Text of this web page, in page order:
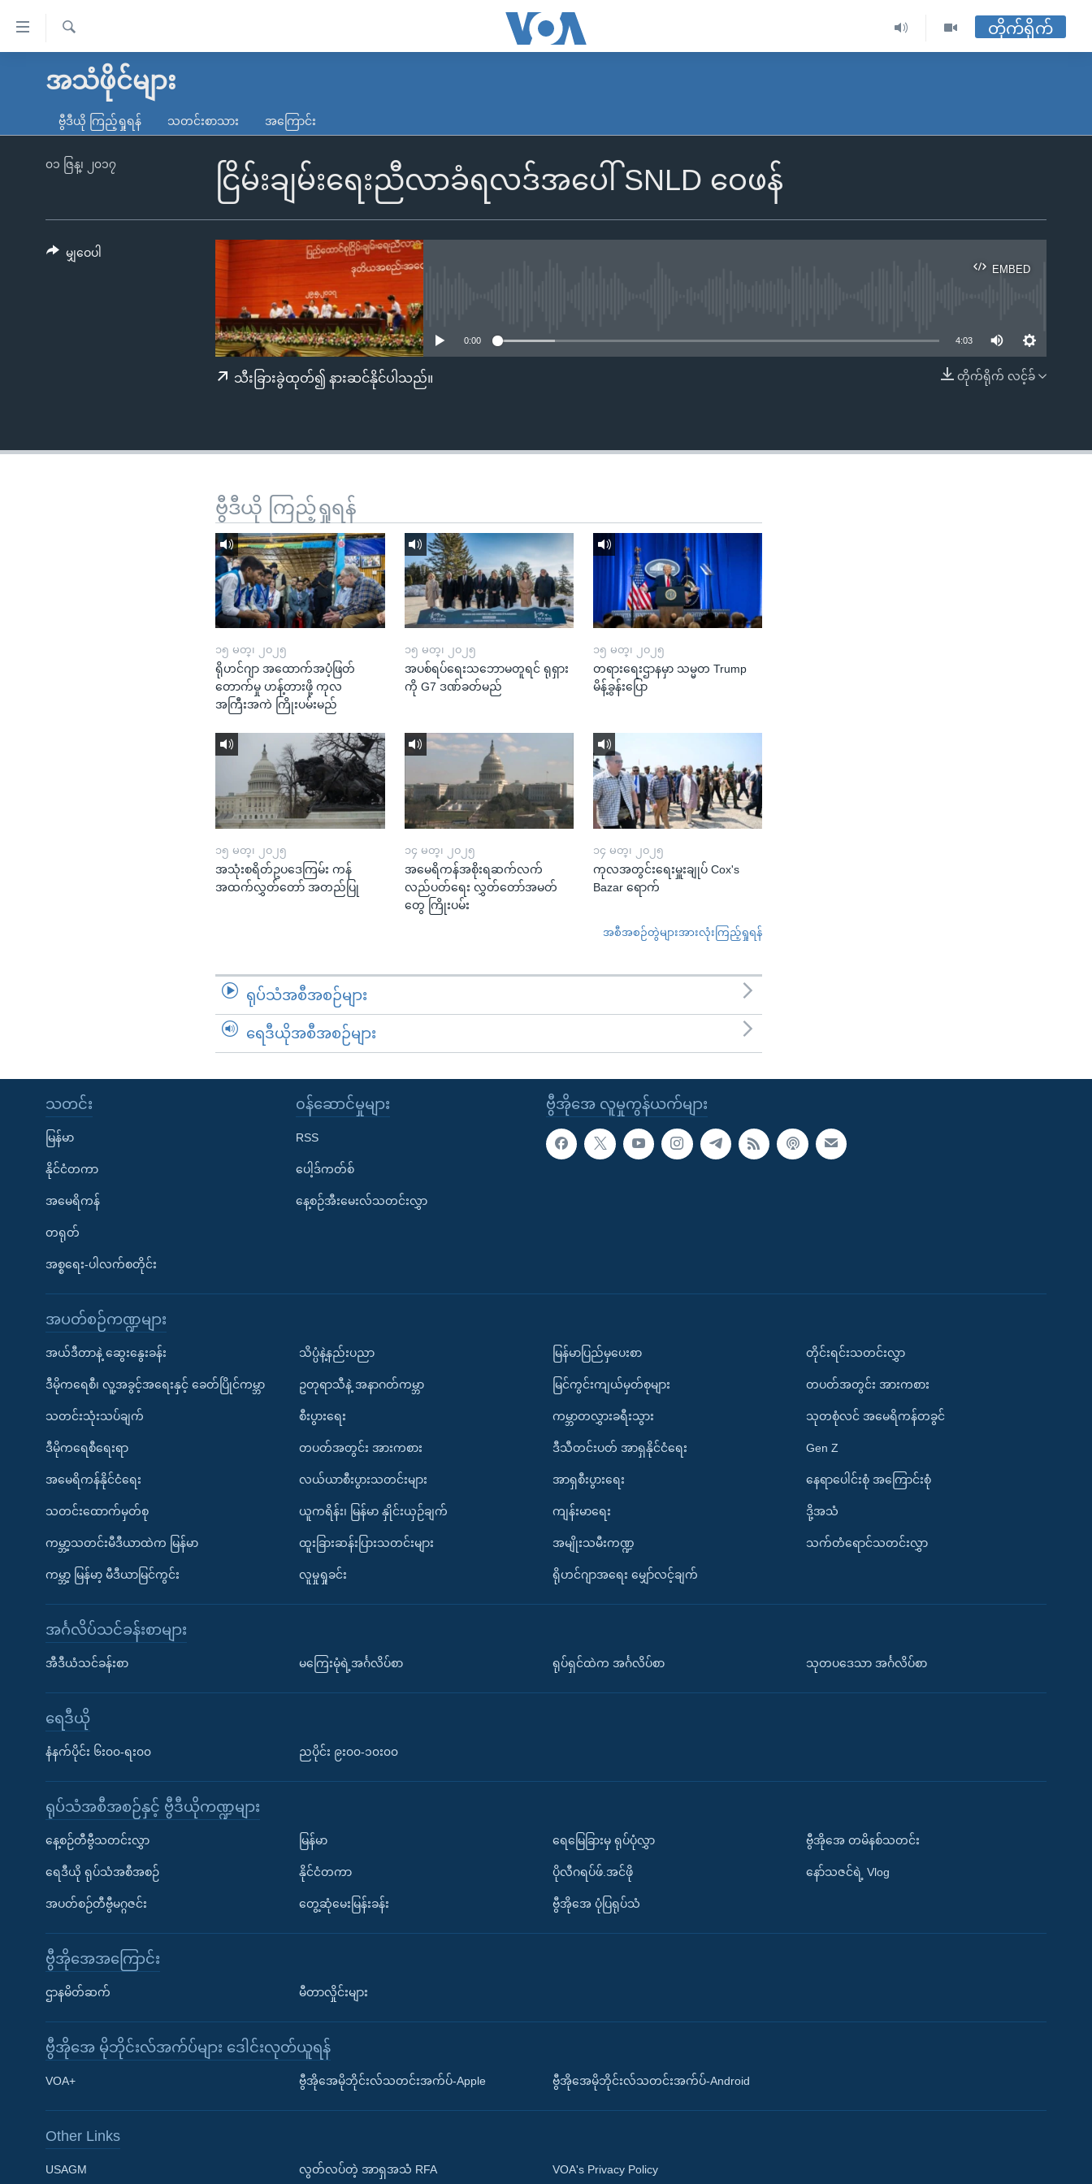
လွယ်ကူ
သည့်
ကျော်
မူလစာမျက်နှာ
ကမ္ဘာ့သတင်းများ
နိုင်ငံတကာ
တရုတ်
အစ္စရေး-ပါလက်စတိုင်း
ရပ်ဝန်းတခု လမ်းတခု အလွန်
အင်္ဂလိပ်စာလေ့လာမယ်
Learning English
ရ
တိုက်ရိုက်
အသံဖိုင်များ
ဗွီဒီယို ကြည့်ရှုရန် သတင်းစာသား အကြောင်း
ငြိမ်းချမ်းရေးညီလာခံရလဒ်အပေါ် SNLD ဝေဖန်
၀၁ ဇြန္၊ ၂၀၁၇
EMBED
EMBED
0:00 4:03
တိုက်ရိုက် လင့်ခ်
သီးခြားခွဲထုတ်၍ နားဆင်နိုင်ပါသည်။
မျှဝေပါ
ဗွီဒီယို ကြည့်ရှုရန်
၁၅ မတ္၊ ၂၀၂၅
ရိုဟင်ဂျာ အထောက်အပံ့ဖြတ်
တောက်မှု ဟန့်တားဖို့ ကုလ
အကြီးအကဲ ကြိုးပမ်းမည်
၁၅ မတ္၊ ၂၀၂၅
အပစ်ရပ်ရေးသဘောမတူရင် ရုရှား
ကို G7 ဒဏ်ခတ်မည်
၁၅ မတ္၊ ၂၀၂၅
တရားရေးဌာနမှာ သမ္မတ Trump
မိန့်ခွန်းပြော
၁၅ မတ္၊ ၂၀၂၅
အသုံးစရိတ်ဥပဒေကြမ်း ကန်
အထက်လွှတ်တော် အတည်ပြု
၁၄ မတ္၊ ၂၀၂၅
အမေရိကန်အစိုးရဆက်လက်
လည်ပတ်ရေး လွှတ်တော်အမတ်
တွေ ကြိုးပမ်း
၁၄ မတ္၊ ၂၀၂၅
ကုလအတွင်းရေးမှူးချုပ် Cox's
Bazar ရောက်
အစီအစဉ်တွဲများအားလုံးကြည့်ရှုရန်
ရုပ်သံအစီအစဉ်များ
ရေဒီယိုအစီအစဉ်များ
ဗွီအိုအေ လူမှုကွန်ယက်များ
သတင်း
မြန်မာ
နိုင်ငံတကာ
အမေရိကန်
တရုတ်
အစ္စရေး-ပါလက်စတိုင်း
၀န်ဆောင်မှုများ
RSS
ပေါ့ဒ်ကတ်စ်
နေ့စဉ်အီးမေးလ်သတင်းလွှာ
အပတ်စဉ်ကဏ္ဍများ
အယ်ဒီတာနဲ့ ဆွေးနွေးခန်း
ဒီမိုကရေစီ၊ လူ့အခွင့်အရေးနှင့် ခေတ်ပြိုင်ကမ္ဘာ
သတင်းသုံးသပ်ချက်
ဒီမိုကရေစီရေးရာ
အမေရိကန်နိုင်ငံရေး
သတင်းထောက်မှတ်စု
ကမ္ဘာ့သတင်းမီဒီယာထဲက မြန်မာ
ကမ္ဘာ့ မြန်မာ့ မီဒီယာမြင်ကွင်း
သိပ္ပံနဲ့နည်းပညာ
ဥတုရာသီနဲ့ အနာဂတ်ကမ္ဘာ
စီးပွားရေး
တပတ်အတွင်း အားကစား
လယ်ယာစီးပွားသတင်းများ
ယူကရိန်း၊ မြန်မာ နှိုင်းယှဉ်ချက်
ထူးခြားဆန်းပြားသတင်းများ
လူမှုရှုခင်း
မြန်မာပြည်မှပေးစာ
မြင်ကွင်းကျယ်မှတ်စုများ
ကမ္ဘာတလွှားခရီးသွား
ဒီသီတင်းပတ် အာရှနိုင်ငံရေး
အာရှစီးပွားရေး
ကျန်းမာရေး
အမျိုးသမီးကဏ္ဍ
ရိုဟင်ဂျာအရေး မျှော်လင့်ချက်
တိုင်းရင်းသတင်းလွှာ
တပတ်အတွင်း အားကစား
သုတစုံလင် အမေရိကန်တခွင်
Gen Z
နေရာပေါင်းစုံ အကြောင်းစုံ
ဒို့အသံ
သက်တံရောင်သတင်းလွှာ
အင်္ဂလိပ်သင်ခန်းစာများ
အီဒီယံသင်ခန်းစာ မကြေးမုံရဲ့အင်္ဂလိပ်စာ ရုပ်ရှင်ထဲက အင်္ဂလိပ်စာ သုတပဒေသာ အင်္ဂလိပ်စာ
ရေဒီယို
နံနက်ပိုင်း ၆း၀၀-ရး၀၀ ညပိုင်း ၉း၀၀-၁၀း၀၀
ရုပ်သံအစီအစဉ်နှင့် ဗွီဒီယိုကဏ္ဍများ
နေ့စဉ်တီဗွီသတင်းလွှာ
ရေဒီယို ရုပ်သံအစီအစဉ်
အပတ်စဉ်တီဗွီမဂ္ဂဇင်း
မြန်မာ
နိုင်ငံတကာ
တွေ့ဆုံမေးမြန်းခန်း
ရေမြေခြားမှ ရုပ်ပုံလွှာ
ပိုလီဂရပ်ဖ်.အင်ဖို
ဗွီအိုအေ ပုံပြရုပ်သံ
ဗွီအိုအေ တမိနစ်သတင်း
နော်သဇင်ရဲ့ Vlog
ဗွီအိုအေအကြောင်း
ဌာနမိတ်ဆက် မီတာလှိုင်းများ
ဗွီအိုအေ မိုဘိုင်းလ်အက်ပ်များ ဒေါင်းလုတ်ယူရန်
VOA+ ဗွီအိုအေမိုဘိုင်းလ်သတင်းအက်ပ်-Apple ဗွီအိုအေမိုဘိုင်းလ်သတင်းအက်ပ်-Android
Other Links
USAGM လွတ်လပ်တဲ့ အာရှအသံ RFA VOA's Privacy Policy